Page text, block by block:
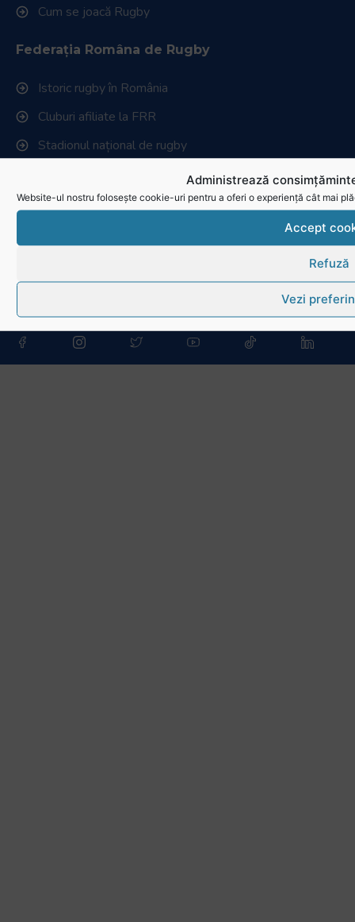
Administrează
Website-ul nostru folosește cookie-uri pentru a oferi o experiență cât mai
Accept
Refuză
Vezi
Cum se joacă Rugby
Federația Româna de Rugby
Istoric rugby în România
Cluburi afiliate la FRR
Stadionul național de rugby
Conducere, comisii și departamente
Info - Anunțuri
Link-uri utile
Download